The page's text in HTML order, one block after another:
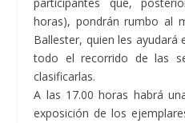
horas), pondrán rumbo al
Ballester, quien les
todo el recorrido de las
clasificarlas.
A las 17.00 horas habrá
exposición de los